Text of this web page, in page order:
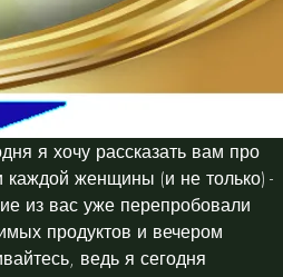
я хочу рассказать вам про
женщины (и не только) -
из вас уже перепробовали
продуктов и вечером
ведь я сегодня